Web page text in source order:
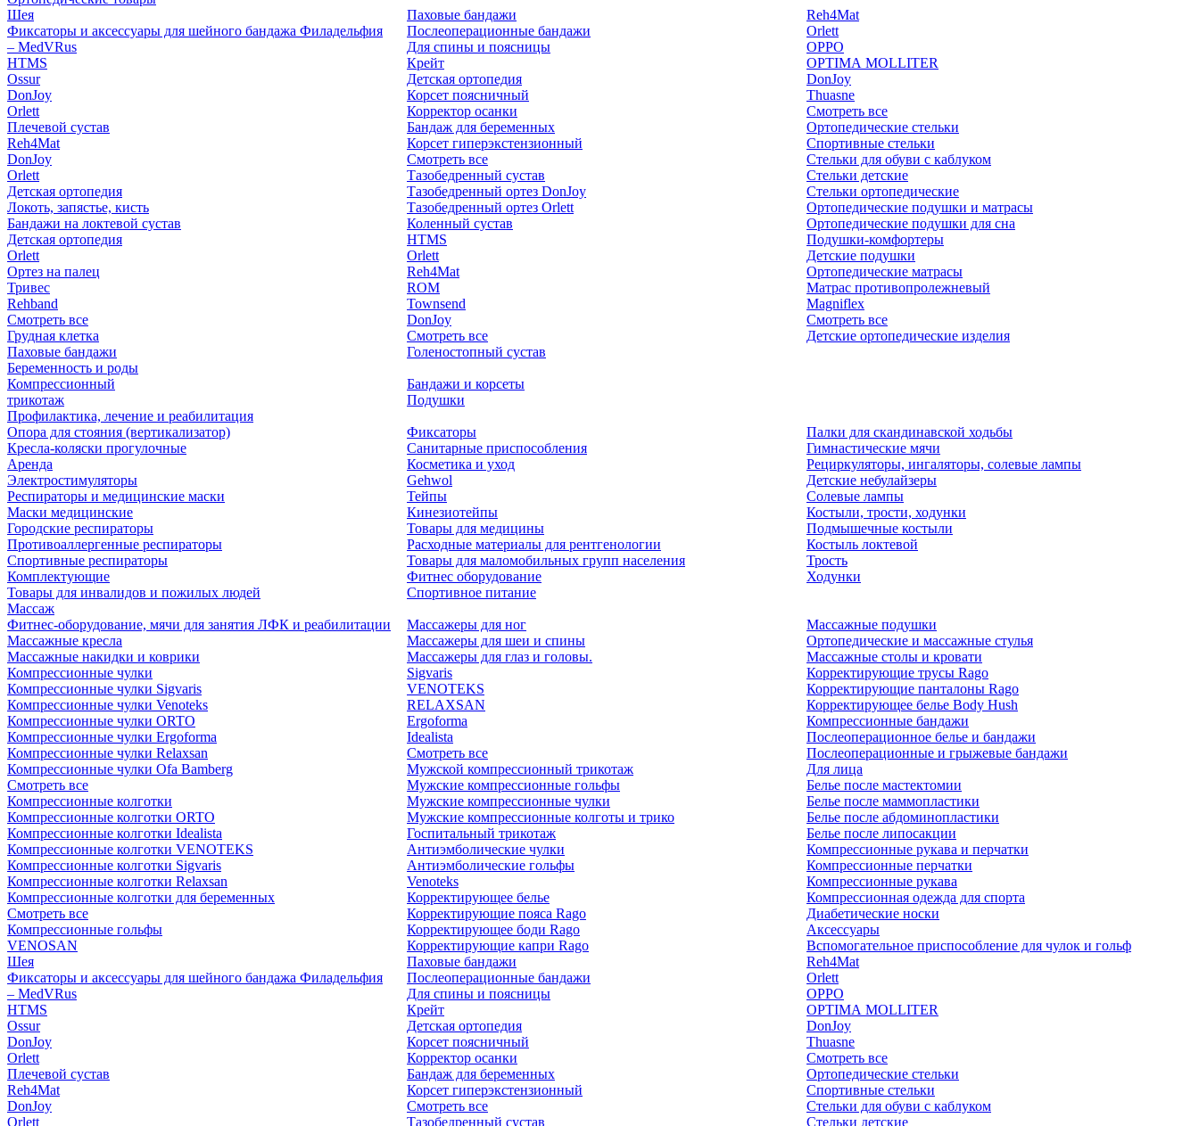
Шея
Фиксаторы и аксессуары для шейного бандажа Филадельфия
– MedVRus
HTMS
Ossur
DonJoy
Orlett
Плечевой сустав
Reh4Mat
DonJoy
Orlett
Детская ортопедия
Локоть, запястье, кисть
Бандажи на локтевой сустав
Детская ортопедия
Orlett
Ортез на палец
Тривес
Rehband
Смотреть все
Грудная клетка
Паховые бандажи
Паховые бандажи
Послеоперационные бандажи
Для спины и поясницы
Крейт
Детская ортопедия
Корсет поясничный
Корректор осанки
Бандаж для беременных
Корсет гиперэкстензионный
Смотреть все
Тазобедренный сустав
Тазобедренный ортез DonJoy
Тазобедренный ортез Orlett
Коленный сустав
HTMS
Orlett
Reh4Mat
ROM
Townsend
DonJoy
Смотреть все
Голеностопный сустав
Reh4Mat
Orlett
OPPO
OPTIMA MOLLITER
DonJoy
Thuasne
Смотреть все
Ортопедические стельки
Спортивные стельки
Стельки для обуви с каблуком
Стельки детские
Стельки ортопедические
Ортопедические подушки и матрасы
Ортопедические подушки для сна
Подушки-комфортеры
Детские подушки
Ортопедические матрасы
Матрас противопролежневый
Magniflex
Смотреть все
Детские ортопедические изделия
Беременность и роды
Компрессионный
трикотаж
Бандажи и корсеты
Подушки
Профилактика, лечение и реабилитация
Опора для стояния (вертикализатор)
Кресла-коляски прогулочные
Аренда
Электростимуляторы
Респираторы и медицинские маски
Маски медицинские
Городские респираторы
Противоаллергенные респираторы
Спортивные респираторы
Комплектующие
Товары для инвалидов и пожилых людей
Фиксаторы
Санитарные приспособления
Косметика и уход
Gehwol
Тейпы
Кинезиотейпы
Товары для медицины
Расходные материалы для рентгенологии
Товары для маломобильных групп населения
Фитнес оборудование
Спортивное питание
Палки для скандинавской ходьбы
Гимнастические мячи
Рециркуляторы, ингаляторы, солевые лампы
Детские небулайзеры
Солевые лампы
Костыли, трости, ходунки
Подмышечные костыли
Костыль локтевой
Трость
Ходунки
Массаж
Фитнес-оборудование, мячи для занятия ЛФК и реабилитации
Массажные кресла
Массажные накидки и коврики
Массажеры для ног
Массажеры для шеи и спины
Массажеры для глаз и головы.
Массажные подушки
Ортопедические и массажные стулья
Массажные столы и кровати
Компрессионные чулки
Компрессионные чулки Sigvaris
Компрессионные чулки Venoteks
Компрессионные чулки ORTO
Компрессионные чулки Ergoforma
Компрессионные чулки Relaxsan
Компрессионные чулки Ofa Bamberg
Смотреть все
Компрессионные колготки
Компрессионные колготки ORTO
Компрессионные колготки Idealista
Компрессионные колготки VENOTEKS
Компрессионные колготки Sigvaris
Компрессионные колготки Relaxsan
Компрессионные колготки для беременных
Смотреть все
Компрессионные гольфы
VENOSAN
Sigvaris
VENOTEKS
RELAXSAN
Ergoforma
Idealista
Смотреть все
Мужской компрессионный трикотаж
Мужские компрессионные гольфы
Мужские компрессионные чулки
Мужские компрессионные колготы и трико
Госпитальный трикотаж
Антиэмболические чулки
Антиэмболические гольфы
Venoteks
Корректирующее белье
Корректирующие пояса Rago
Корректирующее боди Rago
Корректирующие капри Rago
Корректирующие трусы Rago
Корректирующие панталоны Rago
Корректирующее белье Body Hush
Компрессионные бандажи
Послеоперационное белье и бандажи
Послеоперационные и грыжевые бандажи
Для лица
Белье после мастектомии
Белье после маммопластики
Белье после абдоминопластики
Белье после липосакции
Компрессионные рукава и перчатки
Компрессионные перчатки
Компрессионные рукава
Компрессионная одежда для спорта
Диабетические носки
Аксессуары
Вспомогательное приспособление для чулок и гольф
Шея
Фиксаторы и аксессуары для шейного бандажа Филадельфия
– MedVRus
HTMS
Ossur
DonJoy
Orlett
Плечевой сустав
Reh4Mat
DonJoy
Orlett
Паховые бандажи
Послеоперационные бандажи
Для спины и поясницы
Крейт
Детская ортопедия
Корсет поясничный
Корректор осанки
Бандаж для беременных
Корсет гиперэкстензионный
Смотреть все
Тазобедренный сустав
Reh4Mat
Orlett
OPPO
OPTIMA MOLLITER
DonJoy
Thuasne
Смотреть все
Ортопедические стельки
Спортивные стельки
Стельки для обуви с каблуком
Стельки детские